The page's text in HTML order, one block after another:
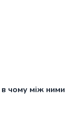
в чому між ними